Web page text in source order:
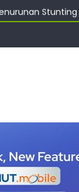
Stunting